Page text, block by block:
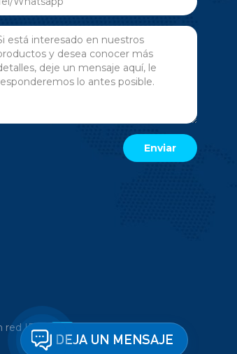
red IPv6
DEJA UN MENSAJE